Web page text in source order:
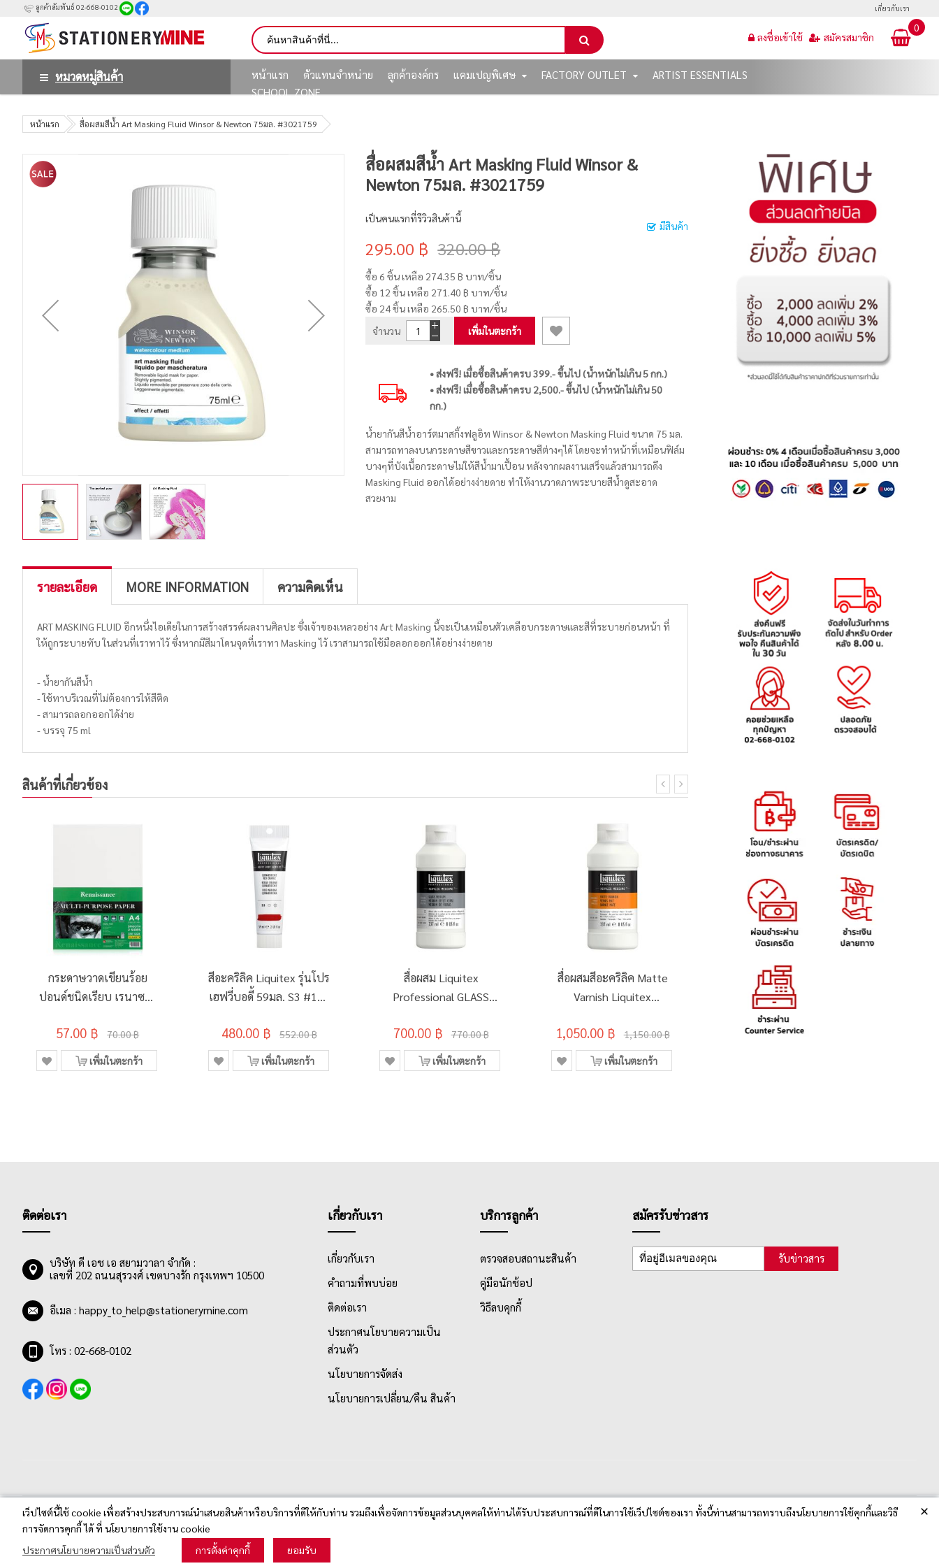
ลูกค้าสัมพันธ์ 02-668-0102 เกี่ยวกับเรา
0
ลงชื่อเข้าใช้ สมัครสมาชิก
หมวดหมู่สินค้า หน้าแรก ตัวแทนจำหน่าย ลูกค้าองค์กร แคมเปญพิเศษ FACTORY OUTLET
ARTIST ESSENTIALS
SCHOOL ZONE
หน้าแรก สื่อผสมสีน้ำ Art Masking Fluid Winsor & Newton 75มล. #3021759
เว็ปไซต์นี้ใช้ cookie เพื่อสร้างประสบการณ์นำเสนอสินค้าหรือบริการที่ดีให้กับท่าน รวมถึงเพื่อจัดการข้อมูลส่วนบุคคลให้ท่านได้รับประสบการณ์ที่ดีในการใช้เว็ปไซต์ของเรา ทั้งนี้ท่านสามารถทราบถึงนโยบายการใช้คุกกี้และวิธี
การจัดการคุกกี้ ได้ ที่ นโยบายการใช้งาน cookie
ประกาศนโยบายความเป็นส่วนตัว
การตั้งค่าคุกกี้ ยอมรับ
×
สื่อผสมสีน้ำ Art Masking Fluid Winsor &
Newton 75มล. #3021759
มีสินค้า
เป็นคนแรกที่รีวิวสินค้านี้
295.00 ฿ 320.00 ฿
ซื้อ 6 ชิ้น เหลือ 274.35 ฿ บาท/ชิ้น
ซื้อ 12 ชิ้น เหลือ 271.40 ฿ บาท/ชิ้น
ซื้อ 24 ชิ้น เหลือ 265.50 ฿ บาท/ชิ้น
จำนวน
เพิ่มในตะกร้า
• ส่งฟรี! เมื่อซื้อสินค้าครบ 399.- ขึ้นไป (น้ำหนักไม่เกิน 5 กก.)
• ส่งฟรี! เมื่อซื้อสินค้าครบ 2,500.- ขึ้นไป (น้ำหนักไม่เกิน 50
กก.)
น้ำยากันสีน้ำอาร์ตมาสกิ้งฟลูอิท Winsor & Newton Masking Fluid ขนาด 75 มล.
สามารถทาลงบนกระดาษสีขาวและกระดาษสีต่างๆได้ โดยจะทำหน้าที่เหมือนฟิล์ม
บางๆที่บังเนื้อกระดาษไม่ให้สีน้ำมาเปื้อน หลังจากผลงานเสร็จแล้วสามารถดึง
Masking Fluid ออกได้อย่างง่ายดาย ทำให้งานวาดภาพระบายสีน้ำดูสะอาด
สวยงาม
รายละเอียด MORE INFORMATION ความคิดเห็น
ART MASKING FLUID อีกหนึ่งไอเดียในการสร้างสรรค์ผลงานศิลปะ ซึ่งเจ้าของเหลวอย่าง Art Masking นี้จะเป็นเหมือนตัวเคลือบกระดาษและสีที่ระบายก่อนหน้า ที่
ให้ถูกระบายทับ ในส่วนที่เราทาไว้ ซึ่งหากมีสีมาโดนจุดที่เราทา Masking ไว้ เราสามารถใช้มือลอกออกได้อย่างง่ายดาย
- น้ำยากันสีน้ำ
- ใช้ทาบริเวณที่ไม่ต้องการให้สีติด
- สามารถลอกออกได้ง่าย
- บรรจุ 75 ml
สินค้าที่เกี่ยวข้อง
กระดาษวาดเขียนร้อย
ปอนด์ชนิดเรียบ เรนาซอง
(ห่อ/10แผ่น)
57.00 ฿ 70.00 ฿
เพิ่มในตะกร้า
สีอะคริลิค Liquitex รุ่นโปร
เฮฟวี่บอดี้ 59มล. S3 #109
ORANGE
480.00 ฿ 552.00 ฿
เพิ่มในตะกร้า
สื่อผสม Liquitex
Professional GLASS
(8ออนซ์) #8870519
700.00 ฿ 770.00 ฿
เพิ่มในตะกร้า
สื่อผสมสีอะคริลิค Matte
Varnish Liquitex
(16oz)
1,050.00 ฿ 1,150.00 ฿
เพิ่มในตะกร้า
ชุดเซ็ทสีอะคริลิค Liquitex
รุ่น Basics หลอด 22มล. X
24 สี
1,390.00 ฿ 1,780.00 ฿
ติดต่อเรา
บริษัท ดี เอช เอ สยามวาลา จำกัด :
เลขที่ 202 ถนนสุรวงศ์ เขตบางรัก กรุงเทพฯ 10500
อีเมล : happy_to_help@stationerymine.com
โทร : 02-668-0102
เกี่ยวกับเรา
เกี่ยวกับเรา
คำถามที่พบบ่อย
ติดต่อเรา
ประกาศนโยบายความเป็น
ส่วนตัว
นโยบายการจัดส่ง
นโยบายการเปลี่ยน/คืน สินค้า
บริการลูกค้า
ตรวจสอบสถานะสินค้า
คู่มือนักช้อป
วิธีลบคุกกี้
สมัครรับข่าวสาร
รับข่าวสาร
Stationerymine.com © 2020 All Rights Reserved.